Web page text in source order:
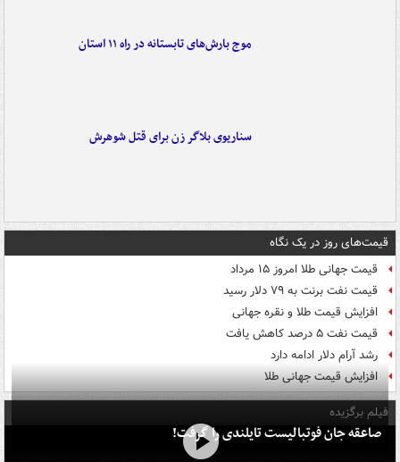
موج بارش‌های تابستانه در راه ۱۱ استان
سناریوی بلاگر زن برای قتل شوهرش
قیمت‌های روز در یک نگاه
قیمت جهانی طلا امروز ۱۵ مرداد
قیمت نفت برنت به ۷۹ دلار رسید
افزایش قیمت طلا و نقره جهانی
قیمت نفت ۵ درصد کاهش یافت
رشد آرام دلار ادامه دارد
افزایش قیمت جهانی طلا
فیلم برگزیده
صاعقه جان فوتبالیست تایلندی را گرفت!